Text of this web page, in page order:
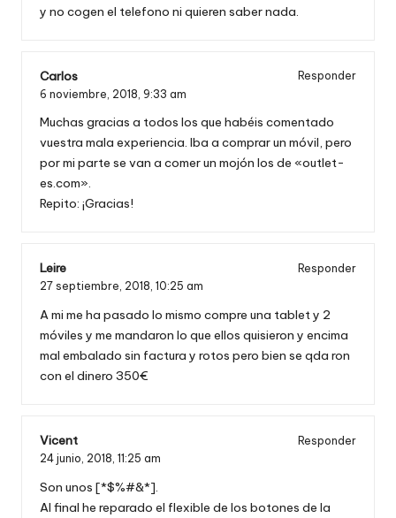
y no cogen el telefono ni quieren saber nada.
Carlos
Responder
6 noviembre, 2018, 9:33 am
Muchas gracias a todos los que habéis comentado
vuestra mala experiencia. Iba a comprar un móvil, pero
por mi parte se van a comer un mojón los de «outlet-
es.com».
Repito: ¡Gracias!
Leire
Responder
27 septiembre, 2018, 10:25 am
A mi me ha pasado lo mismo compre una tablet y 2
móviles y me mandaron lo que ellos quisieron y encima
mal embalado sin factura y rotos pero bien se qda ron
con el dinero 350€
Vicent
Responder
24 junio, 2018, 11:25 am
Son unos [*$%#&*].
Al final he reparado el flexible de los botones de la